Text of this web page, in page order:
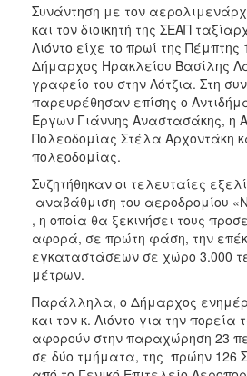
Συνάντηση με τον
και τον διοικητή της ΣΕΑΠ
Λιόντο είχε το πρωί της Πέμπτης
Δήμαρχος Ηρακλείου Βασίλης
γραφείο του στην Λότζια. Στη
παρευρέθησαν επίσης ο
Έργων Γιάννης Αναστασάκης, η
Πολεοδομίας Στέλα Αρχοντάκη
πολεοδομίας.
Συζητήθηκαν οι τελευταίες
αναβάθμιση του αεροδρομίου
, η οποία θα ξεκινήσει τους
αφορά, σε πρώτη φάση, την
εγκαταστάσεων σε χώρο 3.000
μέτρων.
Παράλληλα, ο Δήμαρχος
και τον κ. Λιόντο για την πορεία
αφορούν στην παραχώρηση 23
σε δύο τμήματα, της πρώην 126